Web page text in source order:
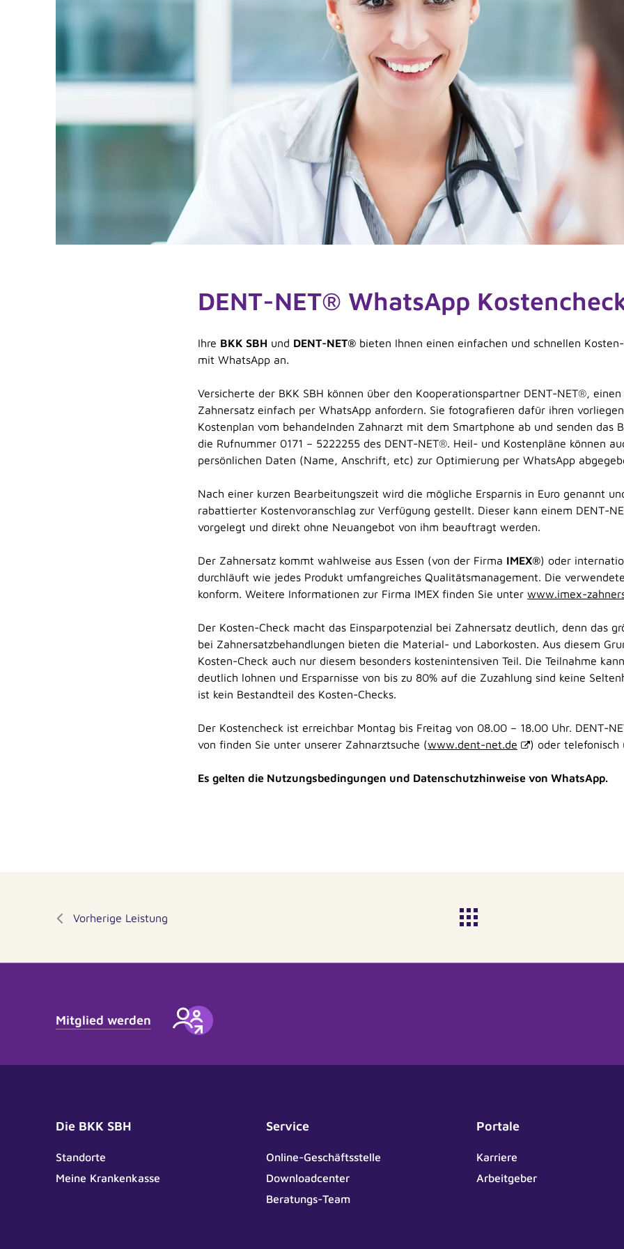
Drücken Sie Enter, um zu suchen oder ESC, um zu schließen.
DENT-NET® WhatsApp
Ihre BKK SBH und DENT-NET® bieten Ihnen einen einfachen und schnellen
mit WhatsApp an.
Versicherte der BKK SBH können über den Kooperationspartner DENT-NET®,
Zahnersatz einfach per WhatsApp anfordern. Sie fotografieren dafür ihren
Kostenplan vom behandelnden Zahnarzt mit dem Smartphone ab und senden das
die Rufnummer 0171 – 5222255 des DENT-NET®. Heil- und Kostenpläne können
persönlichen Daten (Name, Anschrift, etc) zur Optimierung per WhatsApp
Nach einer kurzen Bearbeitungszeit wird die mögliche Ersparnis in Euro genannt
rabattierter Kostenvoranschlag zur Verfügung gestellt. Dieser kann einem DENT-
vorgelegt und direkt ohne Neuangebot von ihm beauftragt werden.
Der Zahnersatz kommt wahlweise aus Essen (von der Firma IMEX®) oder
durchläuft wie jedes Produkt umfangreiches Qualitätsmanagement. Die
konform. Weitere Informationen zur Firma IMEX finden Sie unter www.imex-
Der Kosten-Check macht das Einsparpotenzial bei Zahnersatz deutlich, denn das
bei Zahnersatzbehandlungen bieten die Material- und Laborkosten. Aus diesem
Kosten-Check auch nur diesem besonders kostenintensiven Teil. Die Teilnahme
deutlich lohnen und Ersparnisse von bis zu 80% auf die Zuzahlung sind keine
ist kein Bestandteil des Kosten-Checks.
Der Kostencheck ist erreichbar Montag bis Freitag von 08.00 – 18.00 Uhr. DENT-
von finden Sie unter unserer Zahnarztsuche (www.dent-net.de ) oder
Es gelten die Nutzungsbedingungen und Datenschutzhinweise von WhatsApp.
Vorherige Leistung
Mitglied werden
Die BKK SBH
Standorte
Meine Krankenkasse
Service
Online-Geschäftsstelle
Downloadcenter
Beratungs-Team
Portale
Karriere
Arbeitgeber